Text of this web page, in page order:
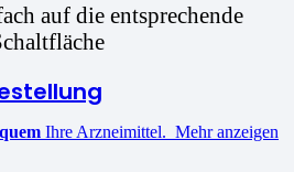
auf die entsprechende
Ihre Arzneimittel. Mehr anzeigen